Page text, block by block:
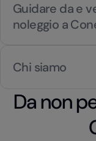
Guidare da e
noleggio a
Chi siamo
Da non